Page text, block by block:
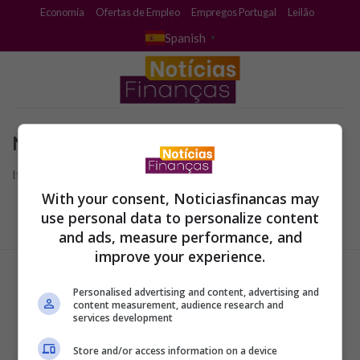
content
Economía Ofertas de Empleo Empregos Portugal Leilão
Spanish ▼
No se Encontró
It seems we can’t find what you’re looking for.
With your consent, Noticiasfinancas may
use personal data to personalize content
and ads, measure performance, and
improve your experience.
Personalised advertising and content, advertising and
content measurement, audience research and
services development
Store and/or access information on a device